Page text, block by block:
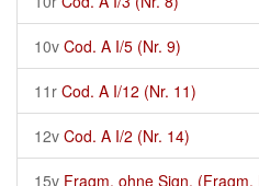
10v Cod. A I/5 (Nr. 9)
11r Cod. A I/12 (Nr. 11)
12v Cod. A I/2 (Nr. 14)
15v Fragm. ohne Sign. (Fragm.